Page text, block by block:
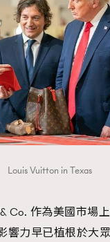
Louis Vuitton in Texas
Co. 作為美國市場
響力早已植根於大